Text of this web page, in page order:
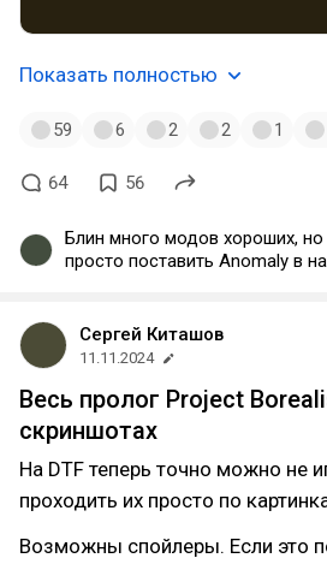
Показать полностью
59 6 2 2 1
64 56
Блин много модов хороших,
просто поставить Anomaly в
и потребность во всем
воспринимаю ее как
Сергей Киташов
11.11.2024
Весь пролог Project
скриншотах
На DTF теперь точно можно не
проходить их просто по
Возможны спойлеры. Если это